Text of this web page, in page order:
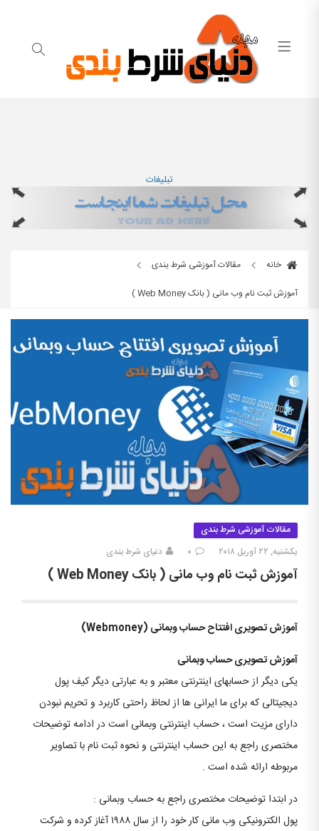
تبلیغات
خانه
مقالات آموزشی شرط بندی
آموزش ثبت نام وب مانی ( بانک Web Money )
مقالات آموزشی شرط بندی
یکشنبه, ۲۲ آوریل ۲۰۱۸
۰ دنیای شرط بندی
آموزش ثبت نام وب مانی ( بانک Web Money )
آموزش تصویری افتتاح حساب وبمانی (Webmoney)
آموزش تصویری حساب وبمانی
یکی دیگر از حسابهای اینترنتی معتبر و به عبارتی دیگر کیف پول
دیجیتالی که برای ما ایرانی ها از لحاظ راحتی کاربرد و تحریم نبودن
دارای مزیت است ، حساب اینترنتی وبمانی است در ادامه توضیحات
مختصری راجع به این حساب اینترنتی و نحوه ثبت نام با تصاویر
مربوطه ارائه شده است .
در ابتدا توضیحات مختصری راجع به حساب وبمانی :
پول الکترونیکی وب مانی کار خود را از سال ۱۹۸۸ آغاز کرده و شرکت